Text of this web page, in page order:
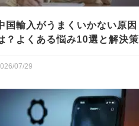
国輸入がうまくいかない原因
？よくある悩み10選と解決策
07/29